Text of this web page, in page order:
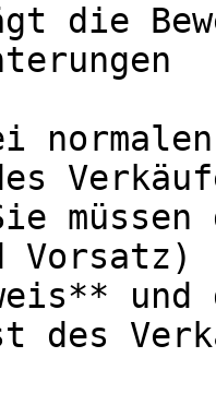
die
Vorsatz)
und
des